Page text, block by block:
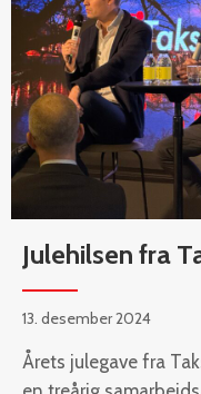
Julehilsen fra
13. desember 2024
Årets julegave fra